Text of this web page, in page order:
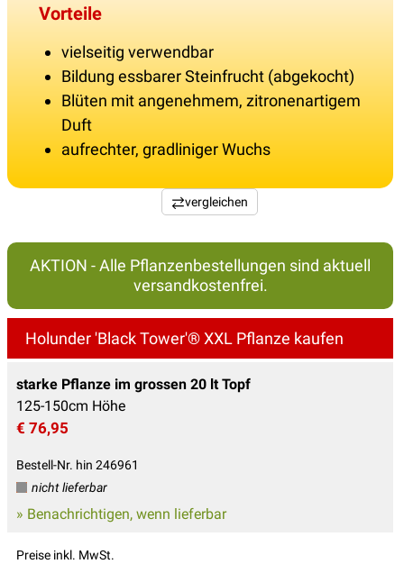
Vorteile
vielseitig verwendbar
Bildung essbarer Steinfrucht (abgekocht)
Blüten mit angenehmem, zitronenartigem
Duft
aufrechter, gradliniger Wuchs
vergleichen
AKTION - Alle Pflanzenbestellungen sind aktuell
versandkostenfrei.
Holunder 'Black Tower'® XXL Pflanze kaufen
starke Pflanze im grossen 20 lt Topf
125-150cm Höhe
€ 76,95
Bestell-Nr. hin 246961
nicht lieferbar
» Benachrichtigen, wenn lieferbar
Preise inkl. MwSt.